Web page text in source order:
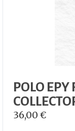
POLO EPY
36,00 €